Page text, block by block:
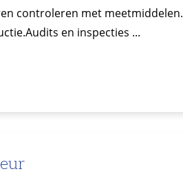
controleren met
en inspecties ...